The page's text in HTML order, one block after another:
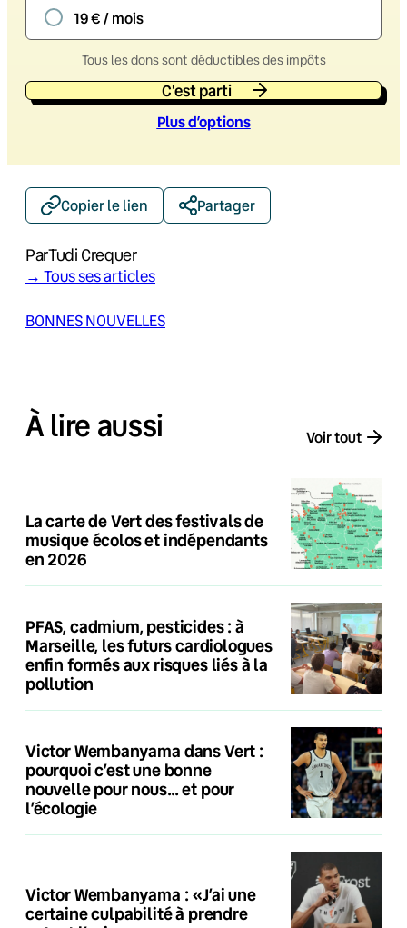
19 € / mois
Tous les dons sont déductibles des impôts
C'est parti
Plus d’options
Copier le lien Partager
ParTudi Crequer
→ Tous ses articles
BONNES NOUVELLES
À lire aussi Voir tout
La carte de Vert des festivals de
musique écolos et indépendants
en 2026
PFAS, cadmium, pesticides : à
Marseille, les futurs cardiologues
enfin formés aux risques liés à la
pollution
Victor Wembanyama dans Vert :
pourquoi c’est une bonne
nouvelle pour nous… et pour
l’écologie
Victor Wembanyama : «J’ai une
certaine culpabilité à prendre